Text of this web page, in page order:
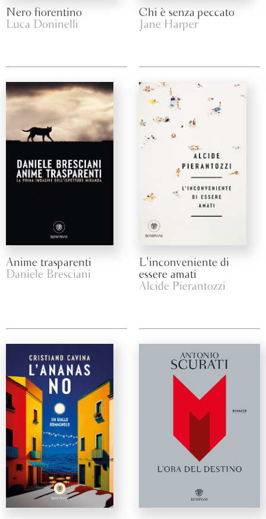
Nero fiorentino
Luca Doninelli
Chi è senza peccato
Jane Harper
Anime trasparenti
Daniele Bresciani
L'inconveniente di
essere amati
Alcide Pierantozzi